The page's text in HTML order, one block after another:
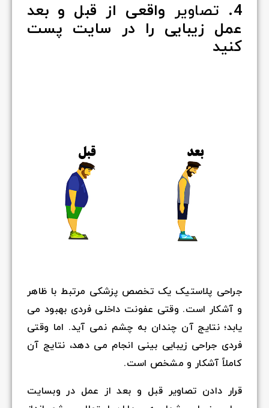
4. تصاویرواقعی از قبل و بعد
عمل زیبایی را در سایت پست
کنید
جراحی پلاستیک یک تخصص پزشکی مرتبط با ظاهر
و آشکار است. وقتی عفونت داخلی فردی بهبود می
یابد؛ نتایج آن چندان به چشم نمی آید. اما وقتی
فردی جراحی زیبایی بینی انجام می دهد، نتایج آن
کاملاً آشکار و مشخص است.
قرار دادن تصاویر قبل و بعد از عمل در وبسایت